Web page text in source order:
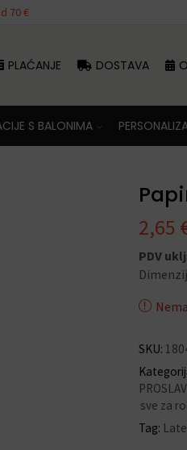
70 € Besplatna
PLAĆANJE DOSTAVA
S BALONIMA
2,65
PDV
SKU:
sve za
Tag: